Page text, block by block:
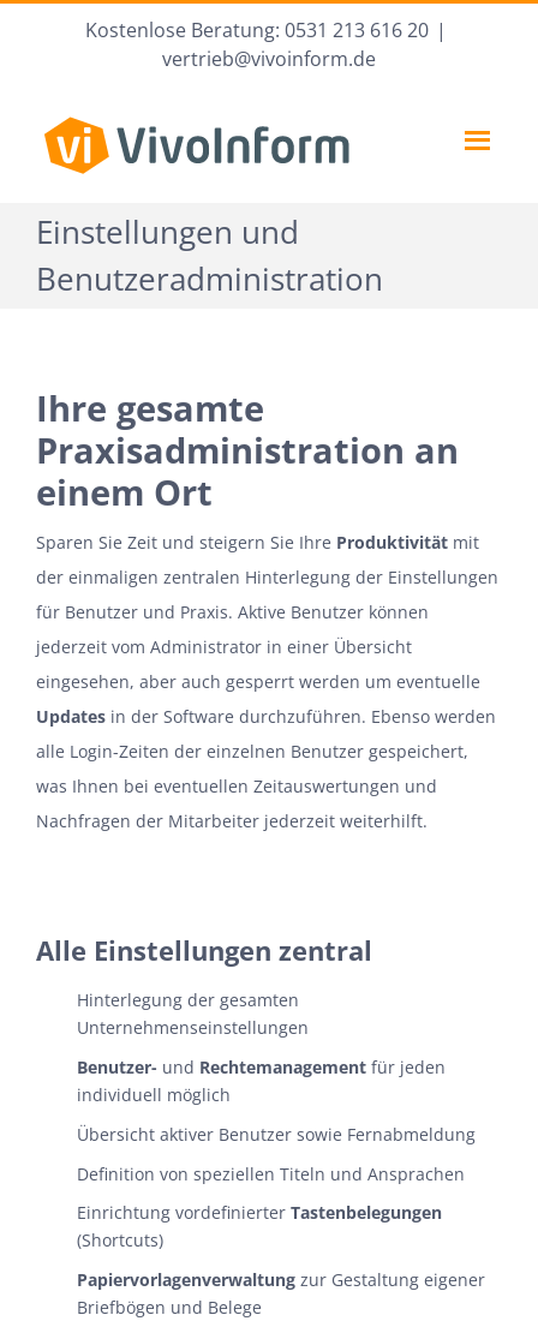
Kostenlose Beratung: 0531 213 616 20 |
vertrieb@vivoinform.de
Einstellungen und
Benutzeradministration
Ihre gesamte
Praxisadministration an
einem Ort
Sparen Sie Zeit und steigern Sie Ihre Produktivität mit
der einmaligen zentralen Hinterlegung der Einstellungen
für Benutzer und Praxis. Aktive Benutzer können
jederzeit vom Administrator in einer Übersicht
eingesehen, aber auch gesperrt werden um eventuelle
Updates in der Software durchzuführen. Ebenso werden
alle Login-Zeiten der einzelnen Benutzer gespeichert,
was Ihnen bei eventuellen Zeitauswertungen und
Nachfragen der Mitarbeiter jederzeit weiterhilft.
Alle Einstellungen zentral
Hinterlegung der gesamten
Unternehmenseinstellungen
Benutzer- und Rechtemanagementfür jeden
individuell möglich
Übersicht aktiver Benutzer sowie Fernabmeldung
Definition von speziellen Titeln und Ansprachen
Einrichtung vordefinierter Tastenbelegungen
(Shortcuts)
Papiervorlagenverwaltungzur Gestaltung eigener
Briefbögen und Belege